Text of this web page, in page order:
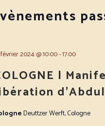
février 2024 @ 10:00-17:00
|
Deuttzer Werft, Cologne